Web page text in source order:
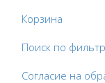
Корзина
Поиск по
Согласие на